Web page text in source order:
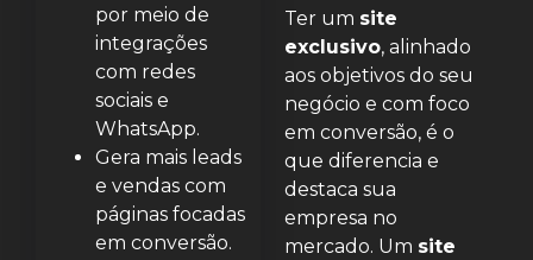
Ter um site
exclusivo, alinhado
aos objetivos do seu
negócio e com foco
em conversão, é o
que diferencia e
destaca sua
empresa no
mercado. Um site
por meio de
integrações
com redes
sociais e
WhatsApp.
Gera mais leads
e vendas com
páginas focadas
em conversão.